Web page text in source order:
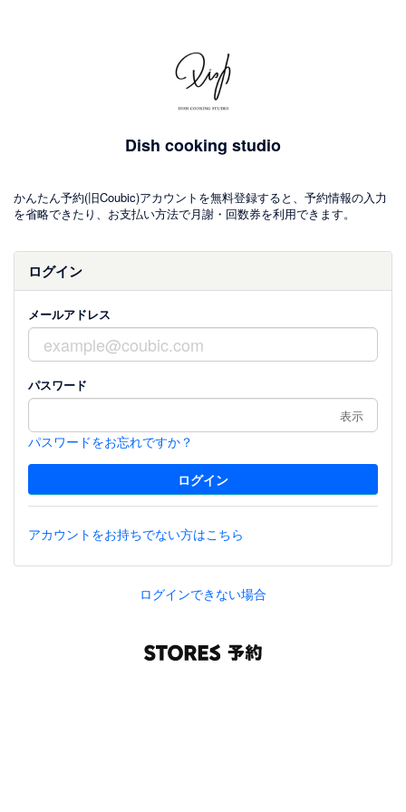
Dish cooking studio
かんたん予約(旧Coubic)アカウントを無料登録すると、予約情報の入力
を省略できたり、お支払い方法で月謝・回数券を利用できます。
ログイン
メールアドレス
パスワード
表示
パスワードをお忘れですか？
アカウントをお持ちでない方はこちら
ログインできない場合